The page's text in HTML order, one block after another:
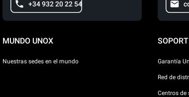
+34 932 20 22 54
MUNDO UNOX
Nuestras sedes en el mundo Garantía
Red de
Centros de